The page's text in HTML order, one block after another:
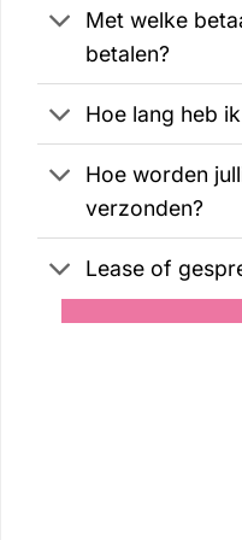
Met welke
betalen?
Hoe lang heb
Hoe worden
verzonden?
Lease of